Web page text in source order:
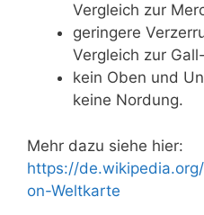
Vergleich zur
geringere
Vergleich zur
kein Oben und
keine Nordung.
Mehr dazu siehe hier:
https://
on-Weltkarte